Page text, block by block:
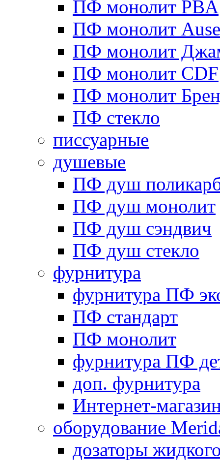
ПФ монолит PBA
ПФ монолит
ПФ монолит
ПФ монолит CDF
ПФ монолит
ПФ стекло
писсуарные
душевые
ПФ душ
ПФ душ монолит
ПФ душ сэндвич
ПФ душ стекло
фурнитура
фурнитура ПФ
ПФ стандарт
ПФ монолит
фурнитура ПФ
доп. фурнитура
Интернет-
оборудование
дозаторы